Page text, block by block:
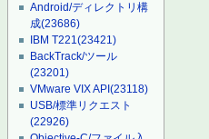
Android/ディレクトリ構
成(23686)
IBM T221(23421)
BackTrack/ツール
(23201)
VMware VIX API(23118)
USB/標準リクエスト
(22926)